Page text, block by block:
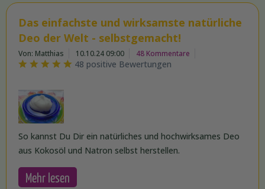
Das einfachste und wirksamste natürliche
Deo der Welt - selbstgemacht!
Von: Matthias 10.10.24 09:00 48 Kommentare
48 positive Bewertungen
So kannst Du Dir ein natürliches und hochwirksames Deo
aus Kokosöl und Natron selbst herstellen.
Mehr lesen